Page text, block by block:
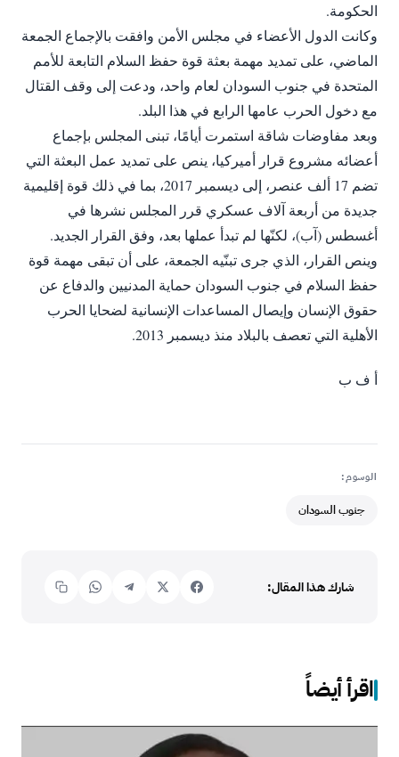
الحكومة.
وكانت الدول الأعضاء في مجلس الأمن وافقت بالإجماع الجمعة
الماضي، على تمديد مهمة بعثة قوة حفظ السلام التابعة للأمم
المتحدة في جنوب السودان لعام واحد، ودعت إلى وقف القتال
مع دخول الحرب عامها الرابع في هذا البلد.
وبعد مفاوضات شاقة استمرت أيامًا، تبنى المجلس بإجماع
أعضائه مشروع قرار أميركيا، ينص على تمديد عمل البعثة التي
تضم 17 ألف عنصر، إلى ديسمبر 2017، بما في ذلك قوة إقليمية
جديدة من أربعة آلاف عسكري قرر المجلس نشرها في
أغسطس (آب)، لكنّها لم تبدأ عملها بعد، وفق القرار الجديد.
وينص القرار، الذي جرى تبنّيه الجمعة، على أن تبقى مهمة قوة
حفظ السلام في جنوب السودان حماية المدنيين والدفاع عن
حقوق الإنسان وإيصال المساعدات الإنسانية لضحايا الحرب
الأهلية التي تعصف بالبلاد منذ ديسمبر 2013.
أ ف ب
الوسوم:
جنوب السودان
شارك هذا المقال:
اقرأ أيضاً